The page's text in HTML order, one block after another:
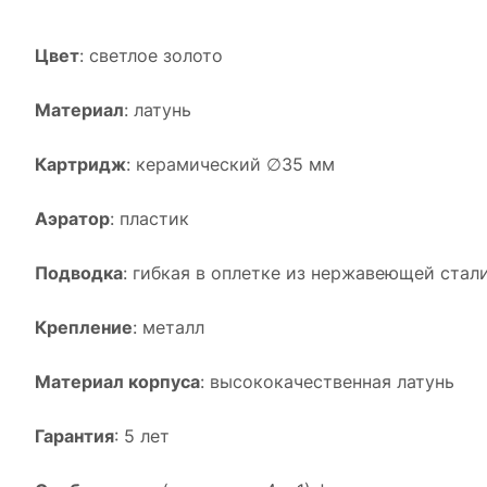
Цвет: светлое золото
Материал: латунь
Картридж: керамический ∅35 мм
Аэратор: пластик
Подводка: гибкая в оплетке из нержавеющей
Крепление: металл
Материал корпуса: высококачественная латунь
Гарантия: 5 лет